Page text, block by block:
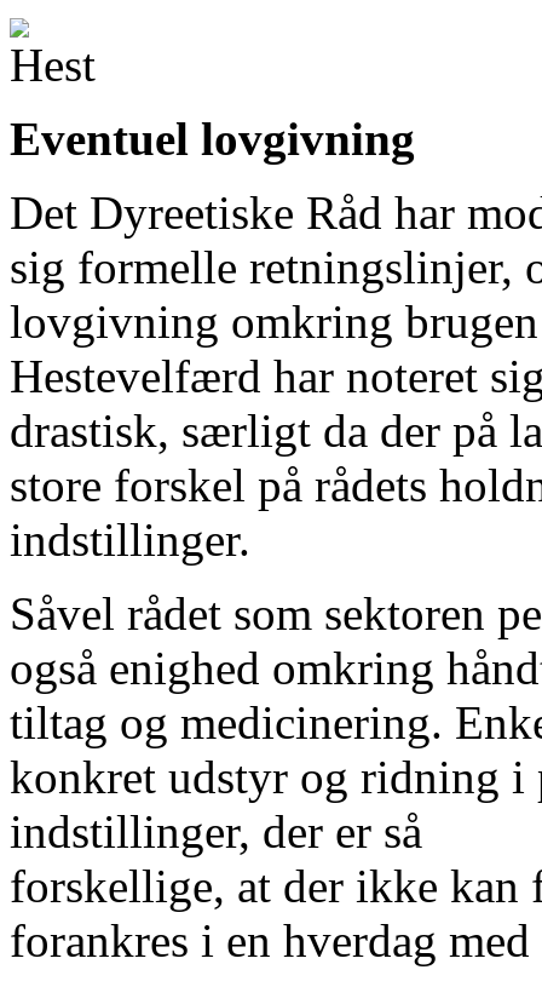
Eventuel lovgivning
Det Dyreetiske Råd har
sig formelle retningslinjer,
lovgivning omkring
Hestevelfærd har noteret
drastisk, særligt da der på
store forskel på rådets
indstillinger.
Såvel rådet som sektoren
også enighed omkring
tiltag og medicinering.
konkret udstyr og ridning i
indstillinger, der er så
forskellige, at der ikke kan
forankres i en hverdag